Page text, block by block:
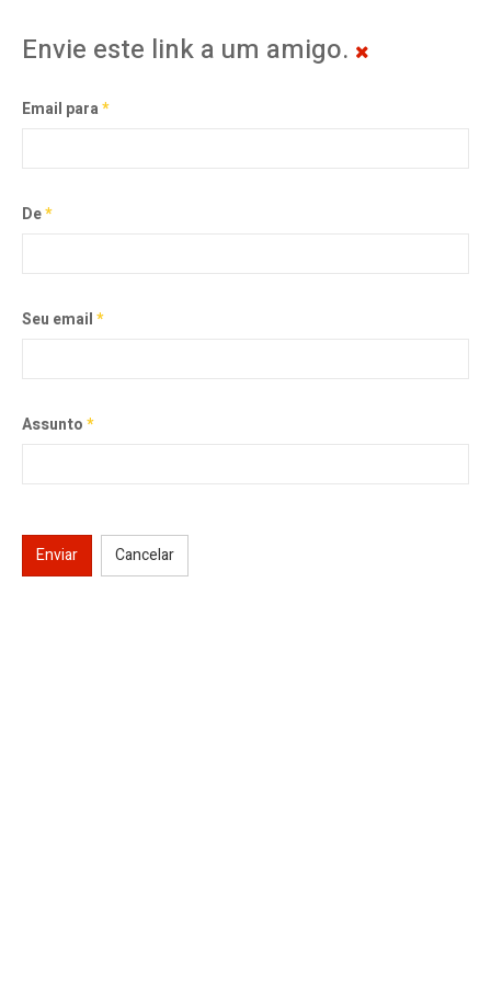
Envie este link a um amigo.
Email para*
De*
Seu email*
Assunto*
Enviar Cancelar